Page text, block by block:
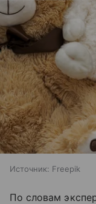
Источник: Freepik
По словам